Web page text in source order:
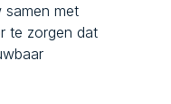
samen met
te zorgen dat